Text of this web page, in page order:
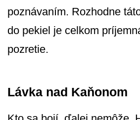
poznávaním. Rozhodne
do pekiel je celkom
pozretie.
Lávka nad Kaňonom